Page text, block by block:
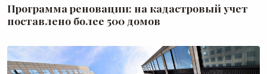
Программа реновации: на кадастровый учет
поставлено более 500 домов